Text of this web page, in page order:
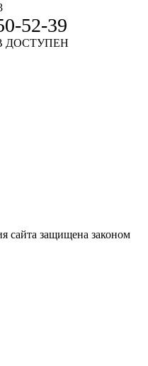
52-39
ДОСТУПЕН
сайта защищена законом